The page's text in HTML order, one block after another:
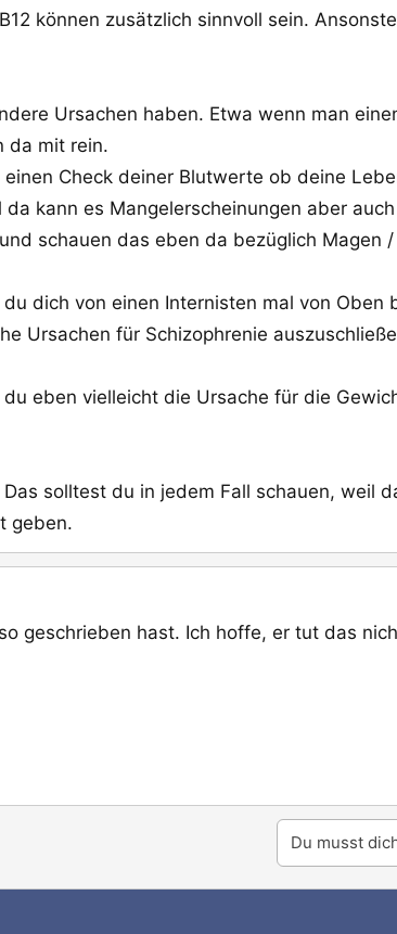
können zusätzlich sinnvoll sein.
Ursachen haben. Etwa wenn man
da mit rein.
Check deiner Blutwerte ob deine
kann es Mangelerscheinungen aber
schauen das eben da bezüglich Magen
dich von einen Internisten mal von
Ursachen für Schizophrenie
eben vielleicht die Ursache für die
solltest du in jedem Fall schauen, weil
geben.
geschrieben hast. Ich hoffe, er tut das
Du musst